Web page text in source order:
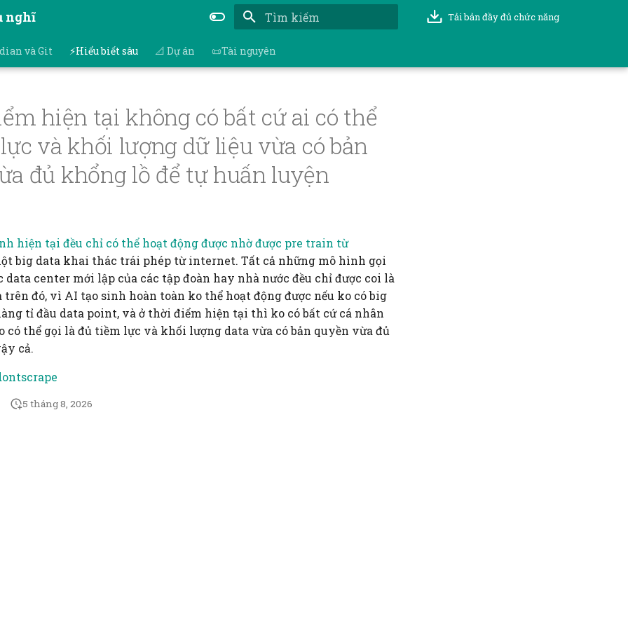
nghĩ Tải bản đầy đủ chức năng
và Git ⚡Hiểu biết sâu 📐 Dự án 📜Tài nguyên
hiện tại không có bất cứ ai có thể
và khối lượng dữ liệu vừa có bản
đủ khổng lồ để tự huấn luyện
hiện tại đều chỉ có thể hoạt động được nhờ được pre train từ
big data khai thác trái phép từ internet. Tất cả những mô hình gọi
data center mới lập của các tập đoàn hay nhà nước đều chỉ được coi là
đó, vì AI tạo sinh hoàn toàn ko thể hoạt động được nếu ko có big
tỉ đầu data point, và ở thời điểm hiện tại thì ko có bất cứ cá nhân
có thể gọi là đủ tiềm lực và khối lượng data vừa có bản quyền vừa đủ
cả.
5 tháng 8, 2026